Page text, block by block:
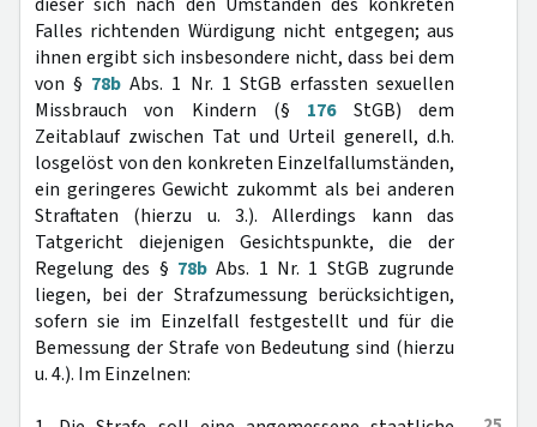
Falles richtenden Würdigung nicht entgegen; aus
ihnen ergibt sich insbesondere nicht, dass bei dem
von § 78b Abs. 1 Nr. 1 StGB erfassten sexuellen
Missbrauch von Kindern (§ 176StGB) dem
Zeitablauf zwischen Tat und Urteil generell, d.h.
losgelöst von den konkreten Einzelfallumständen,
ein geringeres Gewicht zukommt als bei anderen
Straftaten (hierzu u. 3.). Allerdings kann das
Tatgericht diejenigen Gesichtspunkte, die der
Regelung des § 78b Abs. 1 Nr. 1 StGB zugrunde
liegen, bei der Strafzumessung berücksichtigen,
sofern sie im Einzelfall festgestellt und für die
Bemessung der Strafe von Bedeutung sind (hierzu
u. 4.). Im Einzelnen: